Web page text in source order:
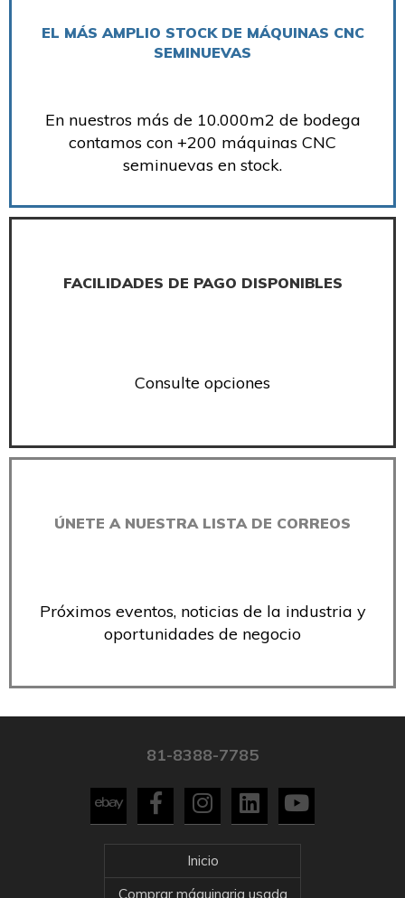
EL MÁS AMPLIO STOCK DE MÁQUINAS CNC
SEMINUEVAS
En nuestros más de 10.000m2 de bodega
contamos con +200 máquinas CNC
seminuevas en stock.
FACILIDADES DE PAGO DISPONIBLES
Consulte opciones
ÚNETE A NUESTRA LISTA DE CORREOS
Próximos eventos, noticias de la industria y
oportunidades de negocio
81-8388-7785
Inicio
Comprar máquinaria usada